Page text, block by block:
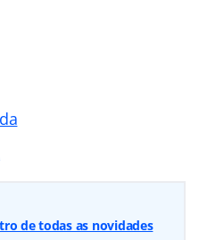
de todas as novidades